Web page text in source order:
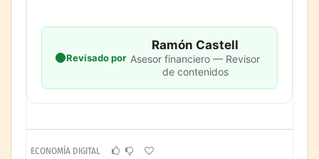
Revisado por
Ramón Castell
Asesor financiero — Revisor
de contenidos
ECONOMÍA DIGITAL